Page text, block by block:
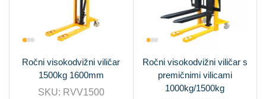
Ročni visokodvižni viličar
1500kg 1600mm
SKU: RVV1500
Ročni visokodvižni viličar s
premičnimi vilicami
1000kg/1500kg